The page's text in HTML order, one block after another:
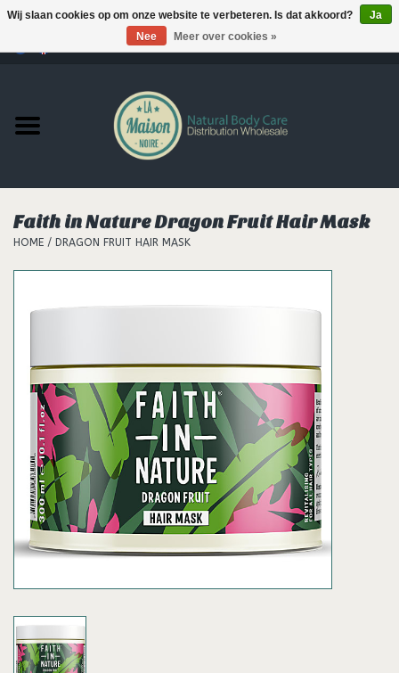
Producten
MERKEN
Support
Faith in Nature Dragon Fruit Hair Mask
HOME / DRAGON FRUIT HAIR MASK
Wij slaan cookies op om onze website te verbeteren. Is dat akkoord?
Ja
Nee
Meer over cookies »